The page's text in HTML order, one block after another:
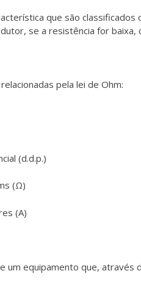
que são
se a resistência for
pela lei de Ohm:
(d.d.p.)
(Ω)
(A)
um equipamento que,